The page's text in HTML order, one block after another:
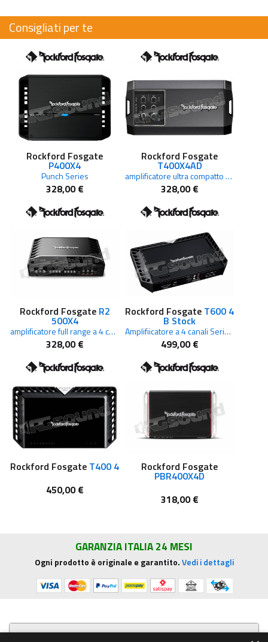
Consigliati per te
Rockford Fosgate
P400X4
Punch Series
328,00 €
Rockford Fosgate
T400X4AD
amplificatore ultra compatto Power Micro Series
328,00 €
Rockford Fosgate R2
500X4
amplificatore full range a 4 canali, potenza 500 W
328,00 €
Rockford Fosgate T600 4
B Stock
Amplifiicatore a 4 canali Serie Power stabile a 4 / 2 Ohm
499,00 €
Rockford Fosgate T400 4
450,00 €
Rockford Fosgate
PBR400X4D
318,00 €
GARANZIA ITALIA 24 MESI
Ogni prodotto è originale e garantito.Vedi i dettagli
Presentazione aziendale